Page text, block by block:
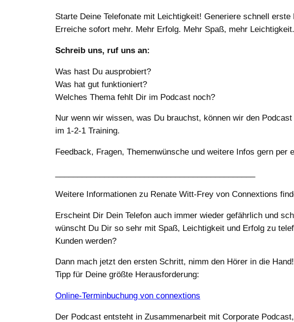
Starte Deine Telefonate mit Leichtigkeit! Generiere schnell erste
Erreiche sofort mehr. Mehr Erfolg. Mehr Spaß, mehr Leichtigkeit.
Schreib uns, ruf uns an:
Was hast Du ausprobiert?
Was hat gut funktioniert?
Welches Thema fehlt Dir im Podcast noch?
Nur wenn wir wissen, was Du brauchst, können wir den
im 1-2-1 Training.
Feedback, Fragen, Themenwünsche und weitere Infos gern per
Weitere Informationen zu Renate Witt-Frey von Connextions
Erscheint Dir Dein Telefon auch immer wieder gefährlich und
wünscht Du Dir so sehr mit Spaß, Leichtigkeit und Erfolg zu
Kunden werden?
Dann mach jetzt den ersten Schritt, nimm den Hörer in die
Tipp für Deine größte Herausforderung:
Online-Terminbuchung von connextions
Der Podcast entsteht in Zusammenarbeit mit Corporate